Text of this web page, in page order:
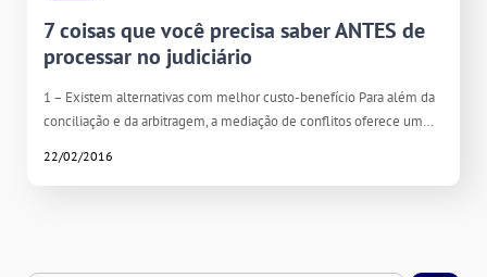
7 coisas que você precisa saber ANTES de
processar no judiciário
1 – Existem alternativas com melhor custo-benefício Para além da
conciliação e da arbitragem, a mediação de conflitos oferece um…
22/02/2016